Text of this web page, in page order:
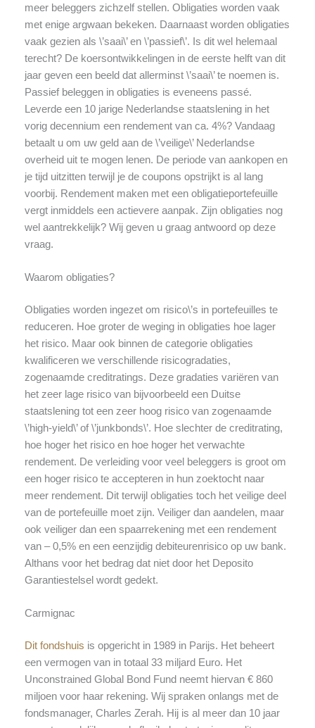
meer beleggers zichzelf stellen. Obligaties worden vaak
met enige argwaan bekeken. Daarnaast worden obligaties
vaak gezien als \’saai\’ en \’passief\’. Is dit wel helemaal
terecht? De koersontwikkelingen in de eerste helft van dit
jaar geven een beeld dat allerminst \’saai\’ te noemen is.
Passief beleggen in obligaties is eveneens passé.
Leverde een 10 jarige Nederlandse staatslening in het
vorig decennium een rendement van ca. 4%? Vandaag
betaalt u om uw geld aan de \’veilige\’ Nederlandse
overheid uit te mogen lenen. De periode van aankopen en
je tijd uitzitten terwijl je de coupons opstrijkt is al lang
voorbij. Rendement maken met een obligatieportefeuille
vergt inmiddels een actievere aanpak. Zijn obligaties nog
wel aantrekkelijk? Wij geven u graag antwoord op deze
vraag.
Waarom obligaties?
Obligaties worden ingezet om risico\’s in portefeuilles te
reduceren. Hoe groter de weging in obligaties hoe lager
het risico. Maar ook binnen de categorie obligaties
kwalificeren we verschillende risicogradaties,
zogenaamde creditratings. Deze gradaties variëren van
het zeer lage risico van bijvoorbeeld een Duitse
staatslening tot een zeer hoog risico van zogenaamde
\’high-yield\’ of \’junkbonds\’. Hoe slechter de creditrating,
hoe hoger het risico en hoe hoger het verwachte
rendement. De verleiding voor veel beleggers is groot om
een hoger risico te accepteren in hun zoektocht naar
meer rendement. Dit terwijl obligaties toch het veilige deel
van de portefeuille moet zijn. Veiliger dan aandelen, maar
ook veiliger dan een spaarrekening met een rendement
van – 0,5% en een eenzijdig debiteurenrisico op uw bank.
Althans voor het bedrag dat niet door het Deposito
Garantiestelsel wordt gedekt.
Carmignac
Dit fondshuis is opgericht in 1989 in Parijs. Het beheert
een vermogen van in totaal 33 miljard Euro. Het
Unconstrained Global Bond Fund neemt hiervan € 860
miljoen voor haar rekening. Wij spraken onlangs met de
fondsmanager, Charles Zerah. Hij is al meer dan 10 jaar